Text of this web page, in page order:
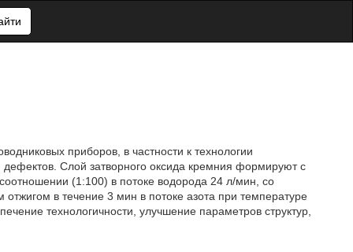
приборов, в частности к технологии
дефектов. Слой затворного оксида кремния формируют с
(1:100) в потоке водорода 24 л/мин, со
в течение 3 мин в потоке азота при температуре
технологичности, улучшение параметров структур,